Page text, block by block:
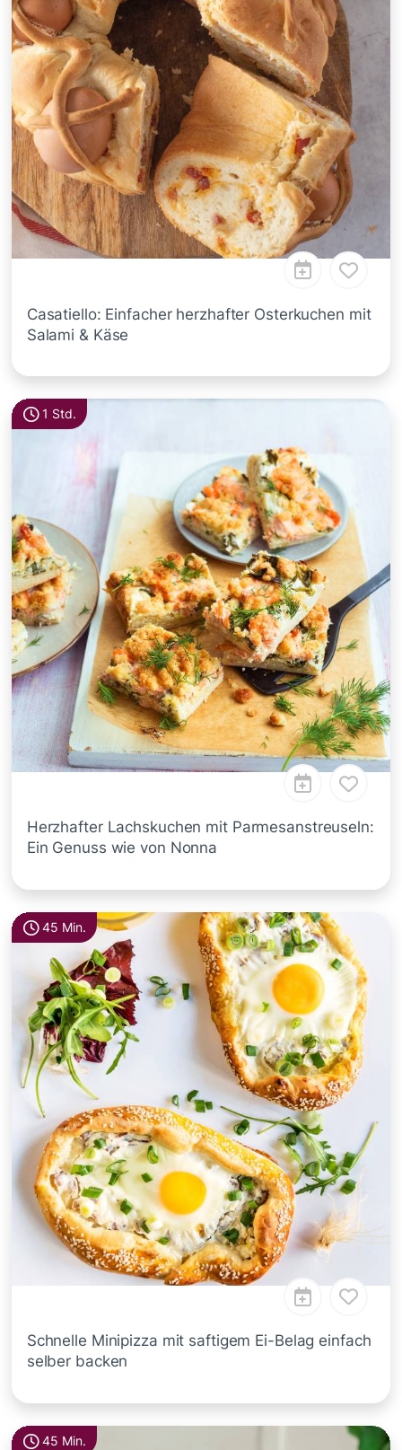
Casatiello: Einfacher herzhafter Osterkuchen mit
Salami & Käse
1 Std.
Herzhafter Lachskuchen mit Parmesanstreuseln:
Ein Genuss wie von Nonna
45 Min.
Schnelle Minipizza mit saftigem Ei-Belag einfach
selber backen
45 Min.